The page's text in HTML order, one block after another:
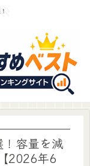
容量を減
2026年6